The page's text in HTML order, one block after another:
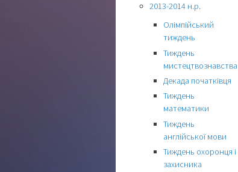
2013-2014 н.р.
Олімпійський
тиждень
Тиждень
мистецтвознавства
Декада початківця
Тиждень
математики
Тиждень
англійської мови
Тиждень охоронця і
захисника